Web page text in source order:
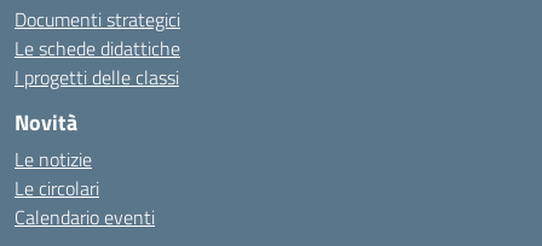
Documenti strategici
Le schede didattiche
I progetti delle classi
Novità
Le notizie
Le circolari
Calendario eventi